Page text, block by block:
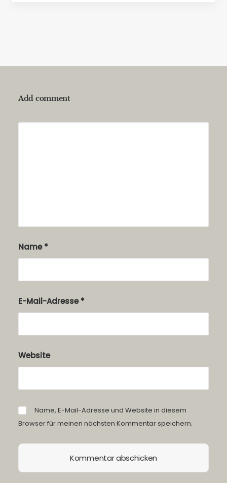
Add comment
Name*
E-Mail-Adresse*
Website
Name, E-Mail-Adresse und Website in diesem
Browser für meinen nächsten Kommentar speichern.